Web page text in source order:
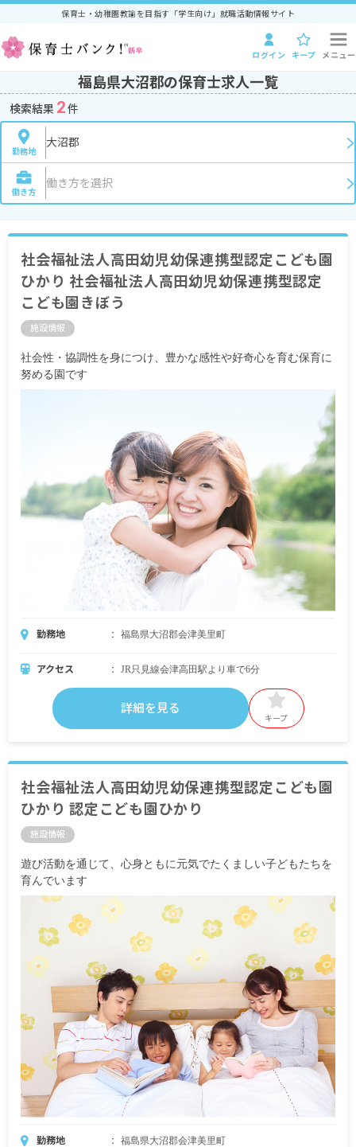
保育士・幼稚園教諭を目指す「学生向け」就職活動情報サイト
ログイン キープ メニュー
福島県大沼郡の保育士求人一覧
検索結果 2件
勤務地
大沼郡
働き方
働き方を選択
社会福祉法人高田幼児幼保連携型認定こども園
ひかり 社会福祉法人高田幼児幼保連携型認定
こども園きぼう
施設情報
社会性・協調性を身につけ、豊かな感性や好奇心を育む保育に
努める園です
勤務地 福島県大沼郡会津美里町
アクセス JR只見線会津高田駅より車で6分
詳細を見る
キープ
社会福祉法人高田幼児幼保連携型認定こども園
ひかり 認定こども園ひかり
施設情報
遊び活動を通じて、心身ともに元気でたくましい子どもたちを
育んでいます
勤務地 福島県大沼郡会津美里町